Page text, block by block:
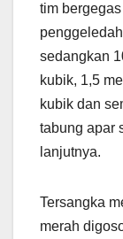
tim
sedangkan
kubik, 1,5
kubik dan
tabung apar
lanjutnya.
Tersangka
merah